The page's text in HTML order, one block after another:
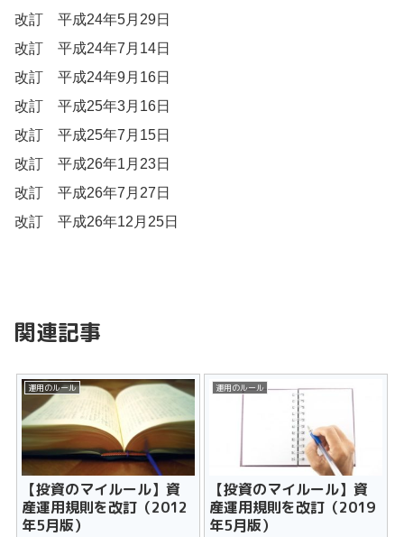
改訂 平成24年5月29日
改訂 平成24年7月14日
改訂 平成24年9月16日
改訂 平成25年3月16日
改訂 平成25年7月15日
改訂 平成26年1月23日
改訂 平成26年7月27日
改訂 平成26年12月25日
関連記事
運用のルール
【投資のマイルール】資
産運用規則を改訂（2012
年5月版）
運用のルール
【投資のマイルール】資
産運用規則を改訂（2019
年5月版）